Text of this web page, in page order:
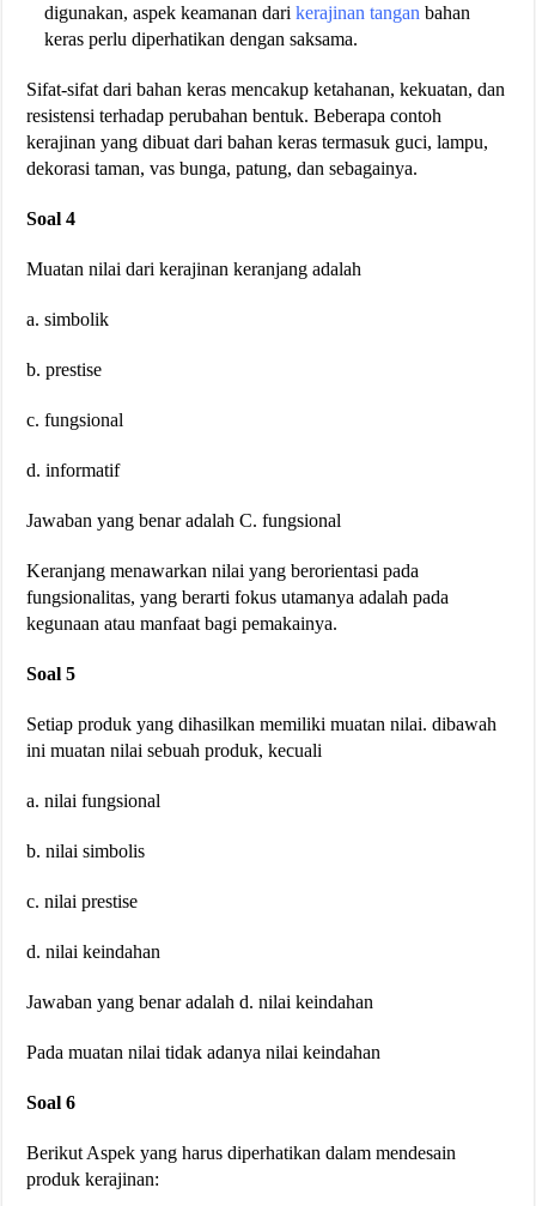
digunakan, aspek keamanan darikerajinan tangan bahan
keras perlu diperhatikan dengan saksama.
Sifat-sifat dari bahan keras mencakup ketahanan, kekuatan, dan
resistensi terhadap perubahan bentuk. Beberapa contoh
kerajinan yang dibuat dari bahan keras termasuk guci, lampu,
dekorasi taman, vas bunga, patung, dan sebagainya.
Soal 4
Muatan nilai dari kerajinan keranjang adalah
a. simbolik
b. prestise
c. fungsional
d. informatif
Jawaban yang benar adalah C. fungsional
Keranjang menawarkan nilai yang berorientasi pada
fungsionalitas, yang berarti fokus utamanya adalah pada
kegunaan atau manfaat bagi pemakainya.
Soal 5
Setiap produk yang dihasilkan memiliki muatan nilai. dibawah
ini muatan nilai sebuah produk, kecuali
a. nilai fungsional
b. nilai simbolis
c. nilai prestise
d. nilai keindahan
Jawaban yang benar adalah d. nilai keindahan
Pada muatan nilai tidak adanya nilai keindahan
Soal 6
Berikut Aspek yang harus diperhatikan dalam mendesain
produk kerajinan: